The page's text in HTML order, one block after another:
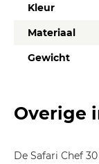
Kleur
Materiaal
Gewicht
Overige
De Safari Chef